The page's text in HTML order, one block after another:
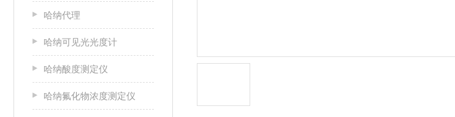
哈纳代理
哈纳可见光光度计
哈纳酸度测定仪
哈纳氟化物浓度测定仪